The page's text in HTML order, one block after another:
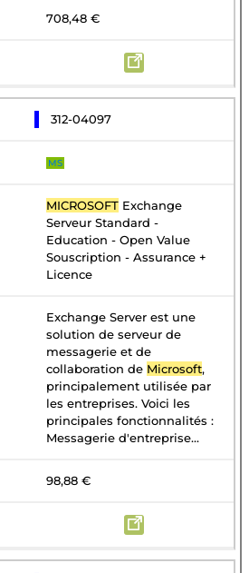
708,48 €
312-04097
MS
MICROSOFT Exchange
Serveur Standard -
Education - Open Value
Souscription - Assurance +
Licence
Exchange Server est une
solution de serveur de
messagerie et de
collaboration de Microsoft,
principalement utilisée par
les entreprises. Voici les
principales fonctionnalités :
Messagerie d'entreprise...
98,88 €